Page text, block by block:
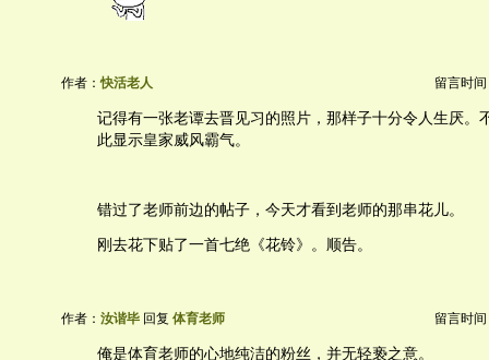
作者：快活老人 留言时间
记得有一张老谭去晋见习的照片，那样子十分令人生厌。
此显示皇家威风霸气。
错过了老师前边的帖子，今天才看到老师的那串花儿。
刚去花下贴了一首七绝《花铃》。顺告。
作者： 汝谐毕 回复 体育老师 留言时间
俺是体育老师的心地纯洁的粉丝，并无轻亵之意。